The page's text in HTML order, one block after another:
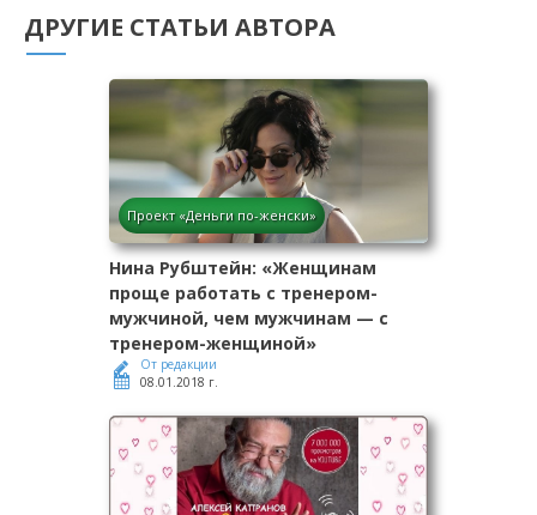
ДРУГИЕ СТАТЬИ АВТОРА
Проект «Деньги по-женски»
Нина Рубштейн: «Женщинам
проще работать с тренером-
мужчиной, чем мужчинам — с
тренером-женщиной»
От редакции
08.01.2018 г.